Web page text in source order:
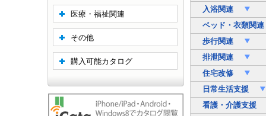
入浴関連
ベッド・衣類関連
歩行関連
排泄関連
住宅改修
日常生活支援
看護・介護支援
医療・福祉関連
その他
購入可能カタログ